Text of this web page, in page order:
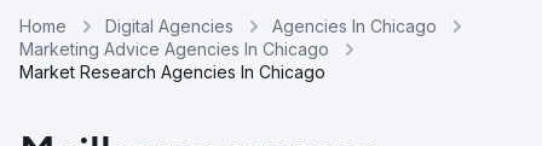
Home Digital Agencies
Agencies In Chicago
Marketing Advice Agencies In Chicago
Market Research Agencies In Chicago